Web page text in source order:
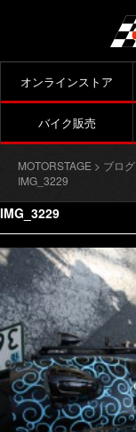
オンラインストア
バイク販売
MOTORSTAGE > ブログ
IMG_3229
IMG_3229